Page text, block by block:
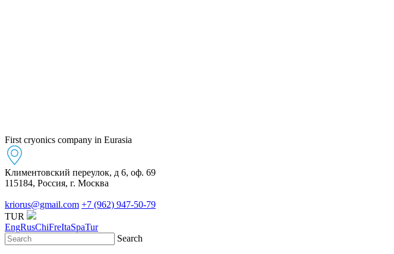
First cryonics company in Eurasia
Климентовский переулок, д 6, оф. 69
115184, Россия, г. Москва
kriorus@gmail.com +7 (962) 947-50-79
TUR
EngRusChiFreItaSpaTur
Search